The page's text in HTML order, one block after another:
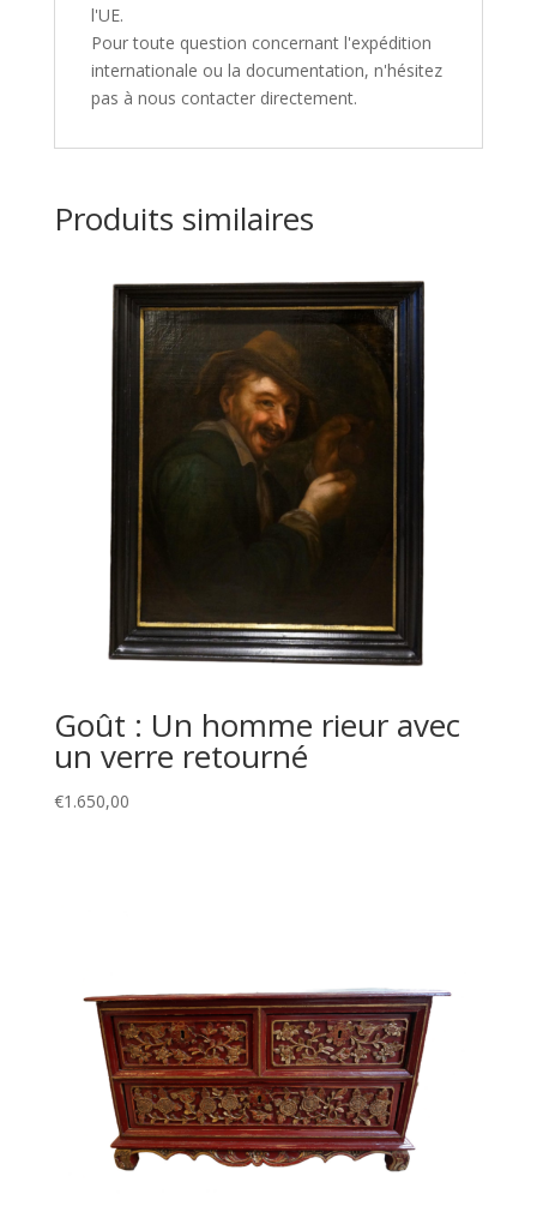
l'UE.
Pour toute question concernant l'expédition
internationale ou la documentation, n'hésitez
pas à nous contacter directement.
Produits similaires
Goût : Un homme rieur avec
un verre retourné
€1.650,00